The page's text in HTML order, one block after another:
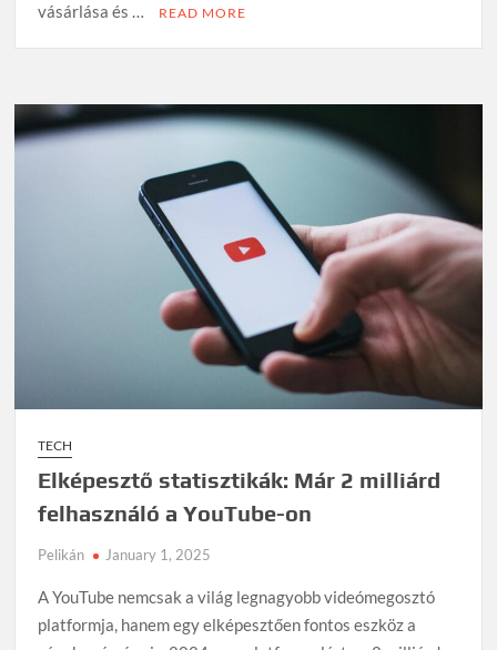
vásárlása és …
READ MORE
TECH
Elképesztő statisztikák: Már 2 milliárd
felhasználó a YouTube-on
Pelikán January 1, 2025
A YouTube nemcsak a világ legnagyobb videómegosztó
platformja, hanem egy elképesztően fontos eszköz a